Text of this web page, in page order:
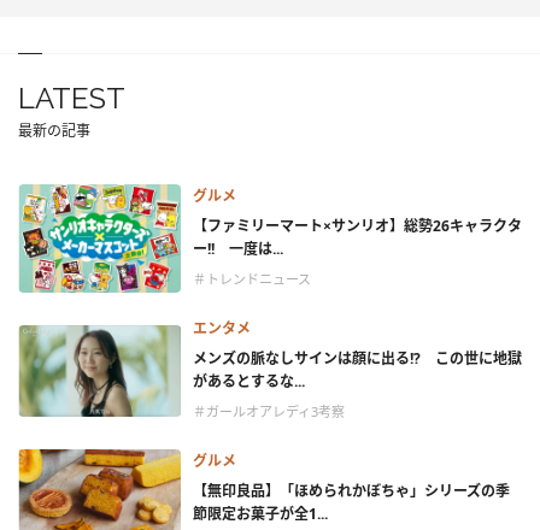
LATEST
最新の記事
グルメ
【ファミリーマート×サンリオ】総勢26キャラクタ
ー!! 一度は...
＃トレンドニュース
エンタメ
メンズの脈なしサインは顔に出る!? この世に地獄
があるとするな...
＃ガールオアレディ3考察
グルメ
【無印良品】「ほめられかぼちゃ」シリーズの季
節限定お菓子が全1...